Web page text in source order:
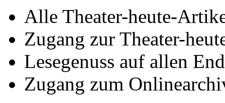
Alle Theater-heute-
Zugang zur Theater-
Lesegenuss auf allen
Zugang zum